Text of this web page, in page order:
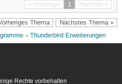
« Vorherige 1 Nächste »
Thema Nächstes Thema »
Thunderbird Erweiterungen
Rechte vorbehalten